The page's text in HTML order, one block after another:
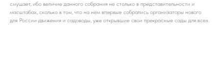
смущает, ибо величие данного собрания не столько в представительности и
масштабах, сколько в том, что на нём впервые собрались организаторы нового
для России движения и садоводы, уже открывшие свои прекрасные сады для всех.